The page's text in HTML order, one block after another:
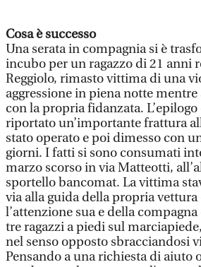
Cosa è successo
Una serata in compagnia si è
incubo per un ragazzo di 21 anni
Reggiolo, rimasto vittima di una
aggressione in piena notte
con la propria fidanzata.
riportato un’importante frattura
stato operato e poi dimesso con
giorni. I fatti si sono consumati
marzo scorso in via Matteotti,
sportello bancomat. La vittima
via alla guida della propria
l’attenzione sua e della
tre ragazzi a piedi sul
nel senso opposto sbracciandosi
Pensando a una richiesta di aiuto